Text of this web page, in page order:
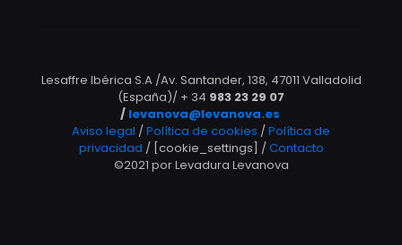
Lesaffre Ibérica S.A /Av. Santander, 138, 47011 Valladolid
(España)/ + 34 983 23 29 07
/ levanova@levanova.es
Aviso legal / Política de cookies / Política de
privacidad / [cookie_settings] / Contacto
©2021 por Levadura Levanova